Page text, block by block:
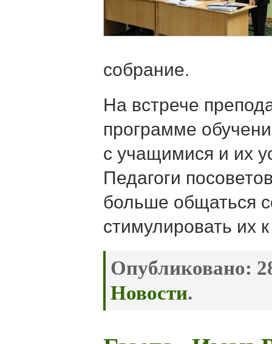
собрание.
На встрече
программе
с учащимися и их
Педагоги
больше общаться
стимулировать их
Опубликовано:
Новости.